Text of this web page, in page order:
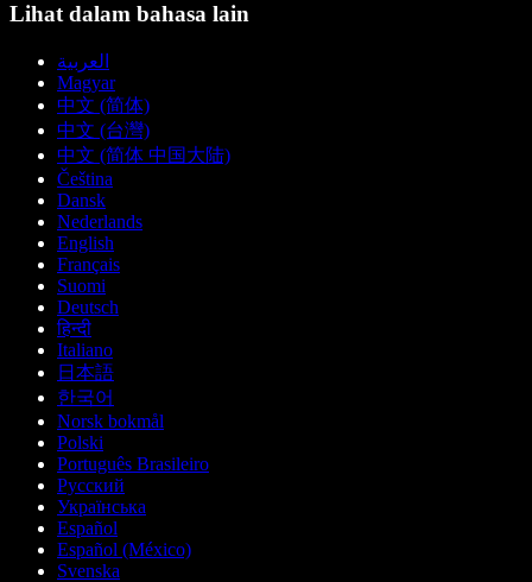
Lihat dalam bahasa lain
العربية
Magyar
中文 (简体)
中文 (台灣)
中文 (简体 中国大陆)
Čeština
Dansk
Nederlands
English
Français
Suomi
Deutsch
हिन्दी
Italiano
日本語
한국어
Norsk bokmål
Polski
Português Brasileiro
Русский
Українська
Español
Español (México)
Svenska